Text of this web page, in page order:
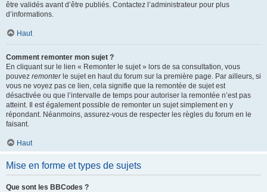
être validés avant d’être publiés. Contactez l’administrateur pour plus
d’informations.
Haut
Comment remonter mon sujet ?
En cliquant sur le lien « Remonter le sujet » lors de sa consultation, vous
pouvez remonterle sujet en haut du forum sur la première page. Par ailleurs, si
vous ne voyez pas ce lien, cela signifie que la remontée de sujet est
désactivée ou que l’intervalle de temps pour autoriser la remontée n’est pas
atteint. Il est également possible de remonter un sujet simplement en y
répondant. Néanmoins, assurez-vous de respecter les règles du forum en le
faisant.
Haut
Mise en forme et types de sujets
Que sont les BBCodes ?